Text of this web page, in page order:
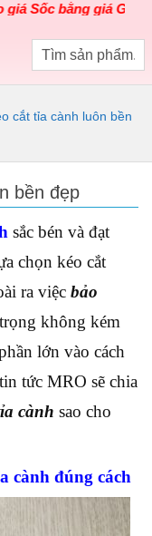
bằng giá Gốccho
cắt tỉa cành luôn bền
bền đẹp
sắc bén và đạt
chọn kéo cắt
ra việc bảo
không kém
lớn vào cách
tức MRO sẽ chia
cành sao cho
cành đúng cách